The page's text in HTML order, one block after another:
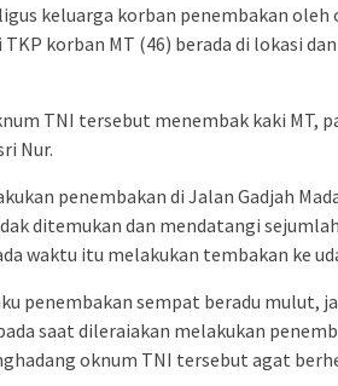
keluarga korban penembakan oleh
korban MT (46) berada di lokasi
TNI tersebut menembak kaki MT,
Nur.
penembakan di Jalan Gadjah
ditemukan dan mendatangi
waktu itu melakukan tembakan ke
penembakan sempat beradu mulut,
saat dileraiakan melakukan
oknum TNI tersebut agat